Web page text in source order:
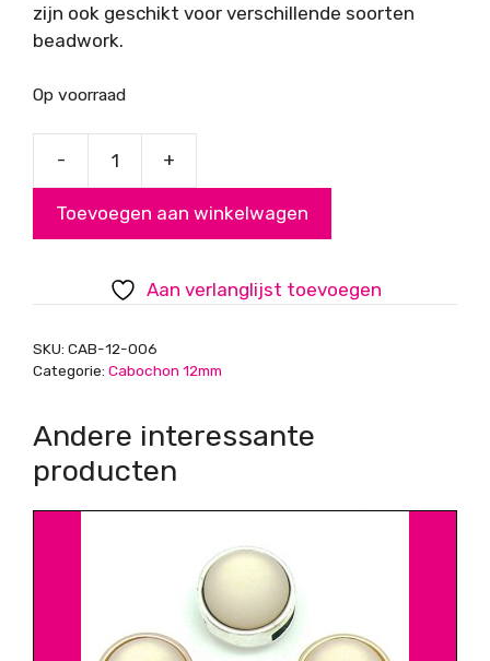
zijn ook geschikt voor verschillende soorten
beadwork.
Op voorraad
-
Lila,
rond
11.8mm
+
Toevoegen aan winkelwagen
Aan verlanglijst toevoegen
SKU: CAB-12-006
Categorie: Cabochon 12mm
Andere interessante
producten